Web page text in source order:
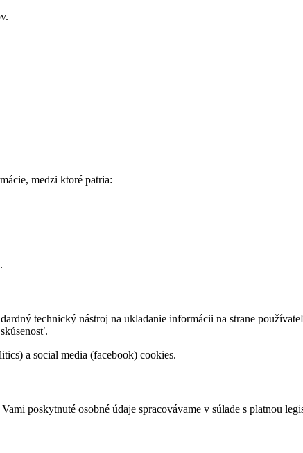
medzi ktoré patria:
technický nástroj na ukladanie informácii na strane
a social media (facebook) cookies.
poskytnuté osobné údaje spracovávame v súlade s platnou